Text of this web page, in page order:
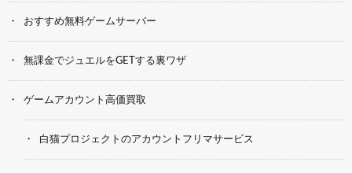
おすすめ無料ゲームサーバー
無課金でジュエルをGETする裏ワザ
ゲームアカウント高価買取
白猫プロジェクトのアカウントフリマサービス